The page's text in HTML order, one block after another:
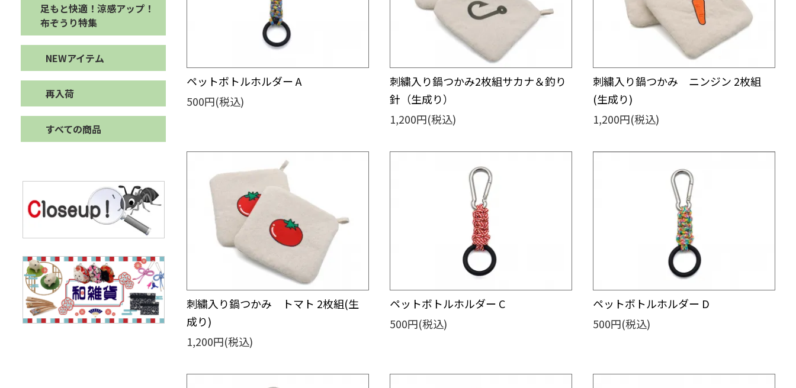
バッグ・シューズケース・ペ
ンケース
キッズその他
足もと快適！涼感アップ！
布ぞうり特集
NEWアイテム
再入荷
すべての商品
ペットボトルホルダー A
500円(税込)
刺繍入り鍋つかみ2枚組サカナ＆釣り
針（生成り）
1,200円(税込)
刺繍入り鍋つかみ ニンジン 2枚組
(生成り)
1,200円(税込)
刺繍入り鍋つかみ トマト 2枚組(生
成り)
1,200円(税込)
ペットボトルホルダー C
500円(税込)
ペットボトルホルダー D
500円(税込)